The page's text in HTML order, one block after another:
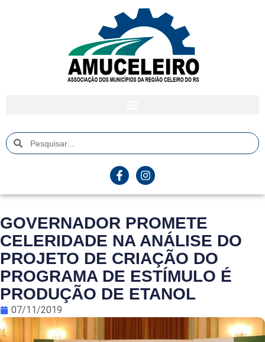
GOVERNADOR PROMETE
CELERIDADE NA ANÁLISE DO
PROJETO DE CRIAÇÃO DO
PROGRAMA DE ESTÍMULO É
PRODUÇÃO DE ETANOL
07/11/2019